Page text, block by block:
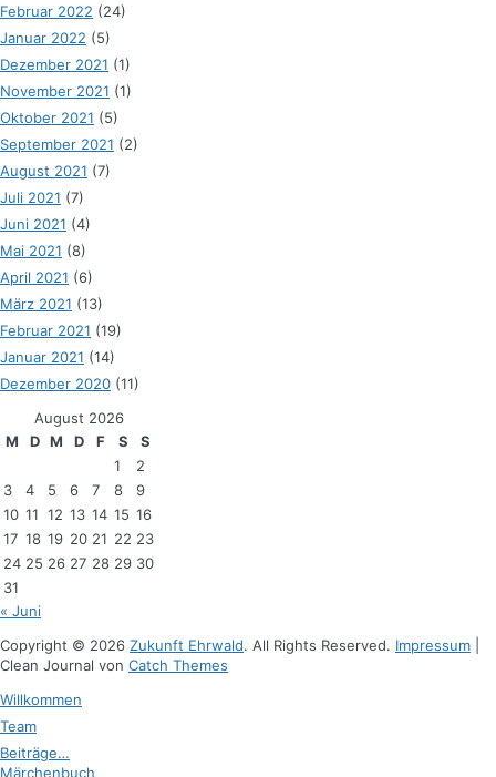
Februar 2022 (24)
Januar 2022 (5)
Dezember 2021 (1)
November 2021 (1)
Oktober 2021 (5)
September 2021 (2)
August 2021 (7)
Juli 2021 (7)
Juni 2021 (4)
Mai 2021 (8)
April 2021 (6)
März 2021 (13)
Februar 2021 (19)
Januar 2021 (14)
Dezember 2020 (11)
August 2026
M
D M D F S
S
1
2
3
4 5 6 7 8
9
10 11 12 13 14 15 16
17 18 19 20 21 22 23
24 25 26 27 28 29 30
31
« Juni
Copyright © 2026 Zukunft Ehrwald. All Rights Reserved. Impressum
Clean Journal von Catch Themes
scrollen
Willkommen
Team
Beiträge…
Märchenbuch